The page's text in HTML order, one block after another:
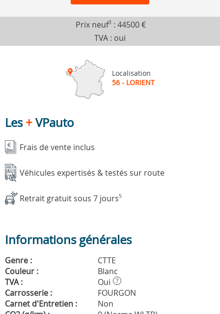
Prix neuf3 : 44500 €
TVA : oui
Localisation
56 - LORIENT
Les+VPauto
Frais de vente inclus
Véhicules expertisés & testés sur route
Retrait gratuit sous 7 jours5
Informations générales
Genre :
CTTE
Couleur :
Blanc
TVA :
Oui ?
Carrosserie :
FOURGON
Carnet d'Entretien :
Non